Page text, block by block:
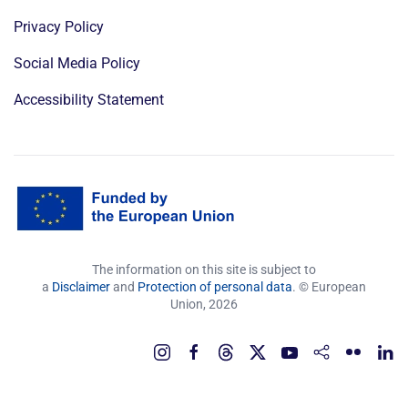
Privacy Policy
Social Media Policy
Accessibility Statement
The information on this site is subject to
a Disclaimerand Protection of personal data. © European
Union, 2026